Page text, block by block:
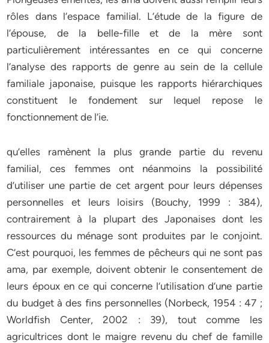
rôles dans l’espace familial. L’étude de la figure de
l’épouse, de la belle-fille et de la mère sont
particulièrement intéressantes en ce qui concerne
l’analyse des rapports de genre au sein de la cellule
familiale japonaise, puisque les rapports hiérarchiques
constituent le fondement sur lequel repose le
fonctionnement de l’ie.
qu’elles ramènent la plus grande partie du revenu
familial, ces femmes ont néanmoins la possibilité
d’utiliser une partie de cet argent pour leurs dépenses
personnelles et leurs loisirs (Bouchy, 1999 : 384),
contrairement à la plupart des Japonaises dont les
ressources du ménage sont produites par le conjoint.
C’est pourquoi, les femmes de pêcheurs qui ne sont pas
ama, par exemple, doivent obtenir le consentement de
leurs époux en ce qui concerne l’utilisation d’une partie
du budget à des fins personnelles (Norbeck, 1954 : 47 ;
Worldfish Center, 2002 : 39), tout comme les
agricultrices dont le maigre revenu du chef de famille